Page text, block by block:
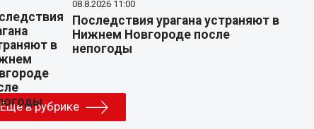
08.8.2026 11:00
Последствия урагана устраняют в
Нижнем Новгороде после
непогоды
Еще в рубрике